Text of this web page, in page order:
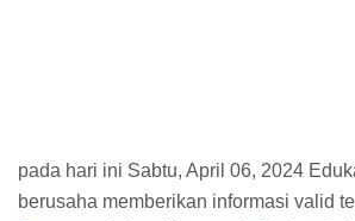
pada hari ini Sabtu, April 06, 2024
berusaha memberikan informasi valid